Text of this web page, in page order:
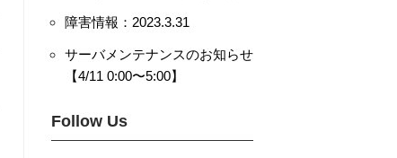
障害情報：2023.3.31
サーバメンテナンスのお知らせ
【4/11 0:00〜5:00】
Follow Us